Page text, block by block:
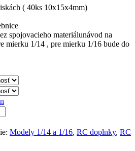
( 40ks 10x15x4mm)
spojovacieho materiálunávod na
mierku 1/14 , pre mierku 1/16 bude do
Modely 1/14 a 1/16, RC doplnky, RC